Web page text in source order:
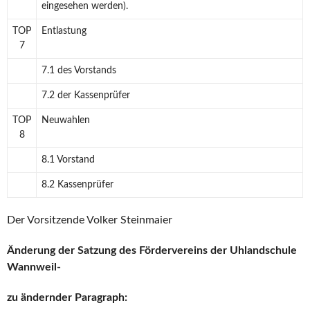
eingesehen werden).
TOP
7
Entlastung
7.1 des Vorstands
7.2 der Kassenprüfer
TOP
8
Neuwahlen
8.1 Vorstand
8.2 Kassenprüfer
Der Vorsitzende Volker Steinmaier
Änderung der Satzung des Fördervereins der Uhlandschule
Wannweil-
zu ändernder Paragraph: